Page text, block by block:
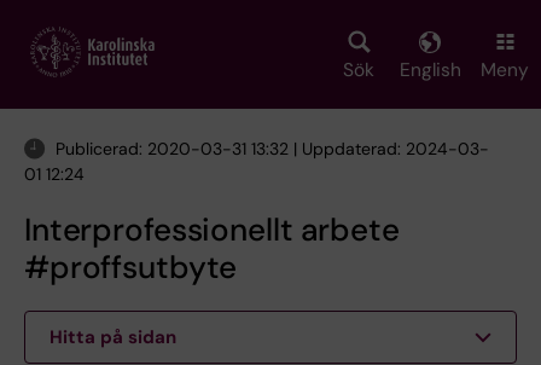
main
Sök English Meny
Publicerad: 2020-03-31 13:32 | Uppdaterad: 2024-03-
01 12:24
Interprofessionellt arbete
#proffsutbyte
Hitta på sidan